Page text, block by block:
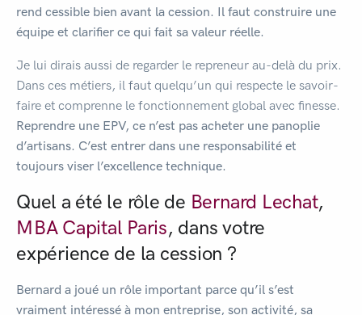
rend cessible bien avant la cession. Il faut construire une
équipe et clarifier ce qui fait sa valeur réelle.
Je lui dirais aussi de regarder le repreneur au-delà du prix.
Dans ces métiers, il faut quelqu’un qui respecte le savoir-
faire et comprenne le fonctionnement global avec finesse.
Reprendre une EPV, ce n’est pas acheter une panoplie
d’artisans. C’est entrer dans une responsabilité et
toujours viser l’excellence technique.
Quel a été le rôle de Bernard Lechat,
MBA Capital Paris, dans votre
expérience de la cession ?
Bernard a joué un rôle important parce qu’il s’est
vraiment intéressé à mon entreprise, son activité, sa